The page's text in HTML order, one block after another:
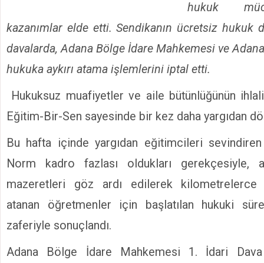
hukuk
kazanımlar elde etti. Sendikanın ücretsiz hukuk
davalarda, Adana Bölge İdare Mahkemesi ve
hukuka aykırı atama işlemlerini iptal etti.
Hukuksuz muafiyetler ve aile bütünlüğünün
Eğitim-Bir-Sen sayesinde bir kez daha yargıdan
Bu hafta içinde yargıdan eğitimcileri
Norm kadro fazlası oldukları gerekçesiyle,
mazeretleri göz ardı edilerek kilometrelerce
atanan öğretmenler için başlatılan hukuki
zaferiyle sonuçlandı.
Adana Bölge İdare Mahkemesi 1. İdari